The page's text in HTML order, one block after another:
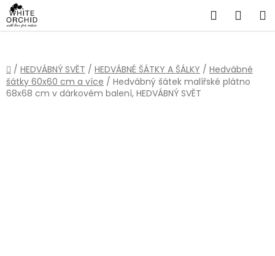
Přejít
na
obsah
Hledat
Domů
/ HEDVÁBNÝ SVĚT / HEDVÁBNÉ ŠÁTKY A ŠÁLKY / Hedvábné
šátky 60x60 cm a více / Hedvábný šátek malířské plátno
68x68 cm v dárkovém balení, HEDVÁBNÝ SVĚT